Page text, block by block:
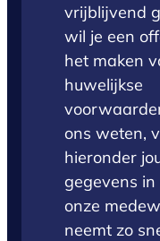
vrijblijvend
wil je een
het maken
huwelijkse
ons weten,
hieronder
gegevens
onze
neemt zo